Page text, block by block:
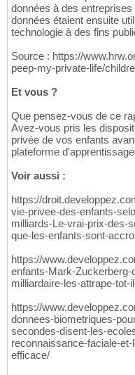
données à des
données étaient ensuite
technologie à des fins
Source : https://
peep-my-private-life/
Et vous ?
Que pensez-vous de ce
Avez-vous pris les
privée de vos enfants
plateforme
Voir aussi :
https://
vie-privee-des-enfants-
milliards-Le-vrai-prix-des-
que-les-enfants-sont-
https://
enfants-Mark-
milliardaire-les-attrape-tot-
https://
donnees-biometriques-
secondes-disent-les-
reconnaissance-faciale-
efficace/